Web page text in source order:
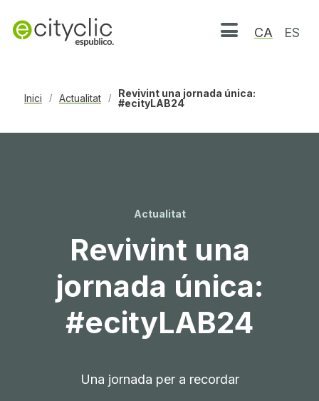
Obrir menú
CA ES
Inici / Actualitat /
Revivint una jornada única:
#ecityLAB24
Actualitat
Revivint una
jornada única:
#ecityLAB24
Una jornada per a recordar